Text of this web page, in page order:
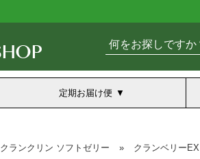
定期お届け便
クランクリン ソフトゼリー » クランベリーEX